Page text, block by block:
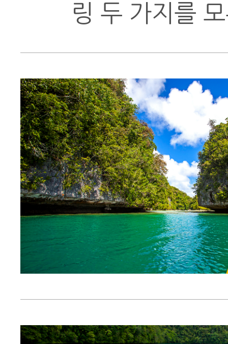
링 두 가지를